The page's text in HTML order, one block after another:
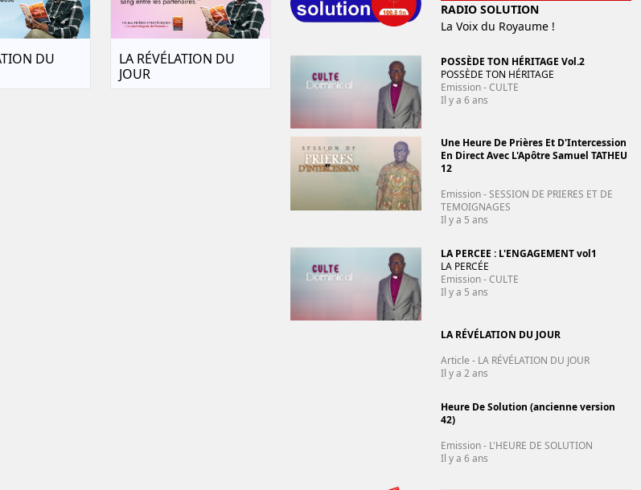
DU
LA RÉVÉLATION DU
JOUR
Next
RADIO SOLUTION
La Voix du Royaume !
POSSÈDE TON HÉRITAGE Vol.2
POSSÈDE TON HÉRITAGE
Emission - CULTE
Il y a 6 ans
Une Heure De Prières Et D'Intercession
En Direct Avec L'Apôtre Samuel TATHEU
12
Emission - SESSION DE PRIERES ET DE
TEMOIGNAGES
Il y a 5 ans
LA PERCEE : L'ENGAGEMENT vol1
LA PERCÉE
Emission - CULTE
Il y a 5 ans
LA RÉVÉLATION DU JOUR
Article - LA RÉVÉLATION DU JOUR
Il y a 2 ans
Heure De Solution (ancienne version
42)
Emission - L'HEURE DE SOLUTION
Il y a 6 ans